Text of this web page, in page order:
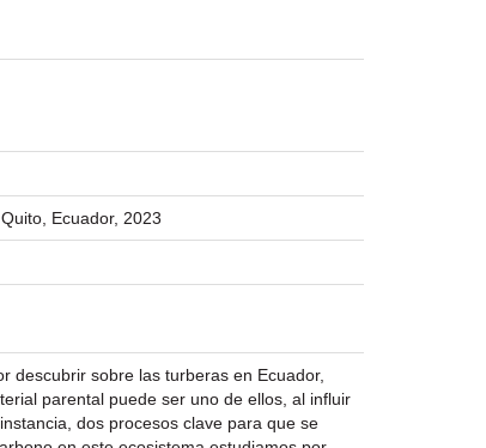
Ecuador, 2023
descubrir sobre las turberas en Ecuador,
parental puede ser uno de ellos, al influir
dos procesos clave para que se